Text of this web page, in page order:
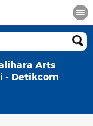
Arts
- Detikcom